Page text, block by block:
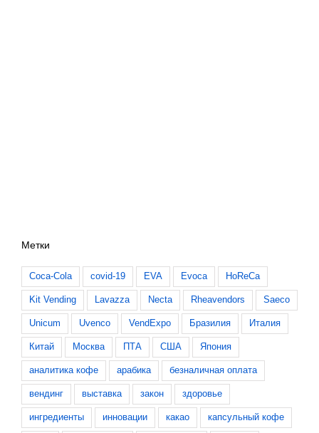
Метки
Coca-Cola covid-19 EVA Evoca HoReCa
Kit Vending Lavazza Necta Rheavendors Saeco
Unicum Uvenco VendExpo Бразилия Италия
Китай Москва ПТА США Япония
аналитика кофе арабика безналичная оплата
вендинг выставка закон здоровье
ингредиенты инновации какао капсульный кофе